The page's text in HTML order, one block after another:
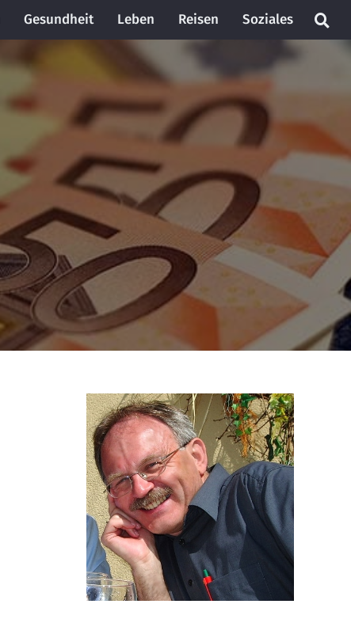
Gesundheit Leben Reisen Soziales